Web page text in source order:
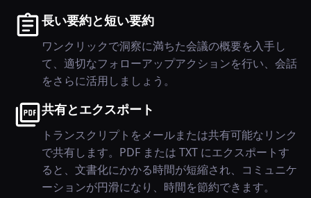
長い要約と短い要約
ワンクリックで洞察に満ちた会議の概要を入手し
て、適切なフォローアップアクションを行い、会話
をさらに活用しましょう。
共有とエクスポート
トランスクリプトをメールまたは共有可能なリンク
で共有します。PDF または TXT にエクスポートす
ると、文書化にかかる時間が短縮され、コミュニケ
ーションが円滑になり、時間を節約できます。